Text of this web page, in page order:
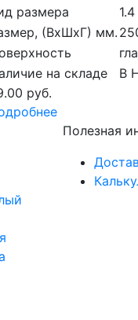
размера
(ВхШхГ) мм.
на складе
В
руб.
Полезная